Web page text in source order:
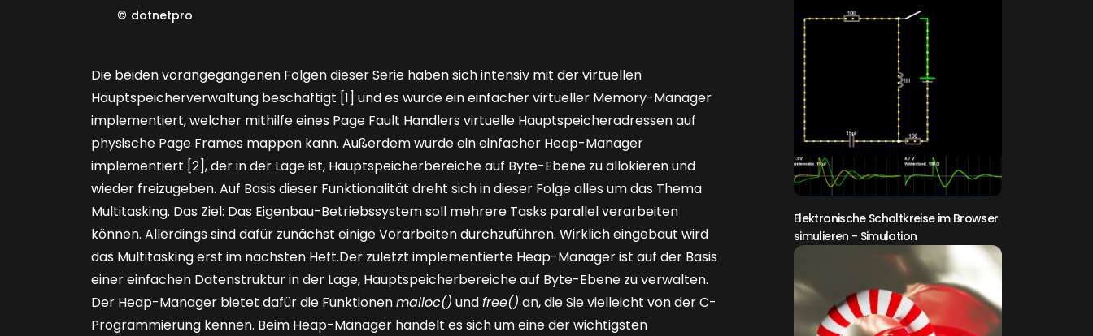
© dotnetpro
Die beiden vorangegangenen Folgen dieser Serie haben sich intensiv mit der virtuellen
Hauptspeicherverwaltung beschäftigt [1] und es wurde ein einfacher virtueller Memory-­Manager
implementiert, welcher mithilfe eines Page Fault Handlers virtuelle Hauptspeicheradressen auf
physische ­Page Frames mappen kann. Außerdem wurde ein einfacher Heap-Manager
implementiert [2], der in der Lage ist, Hauptspei­cherbereiche auf Byte-Ebene zu allokieren und
wieder freizugeben. Auf Basis dieser Funktionalität dreht sich in dieser Folge alles um das Thema
Multitasking. Das Ziel: Das Eigenbau-Betriebssystem soll mehrere Tasks parallel verarbeiten
können. Allerdings sind dafür zunächst einige Vorarbeiten durchzuführen. Wirklich eingebaut wird
das Multitasking erst im nächsten Heft.Der zuletzt implementierte Heap-Manager ist auf der Basis
einer einfachen Datenstruktur in der Lage, Hauptspeicher­bereiche auf Byte-Ebene zu verwalten.
Der Heap-Manager bietet dafür die Funktionenmalloc() undfree() an, die Sie vielleicht von der C-
Programmierung kennen. Beim Heap-Manager handelt es sich um eine der wichtigsten
Elektronische Schaltkreise im Browser
simulieren - Simulation